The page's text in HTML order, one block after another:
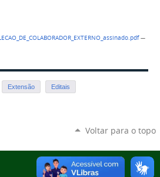
—
Extensão Editais
Voltar para o topo